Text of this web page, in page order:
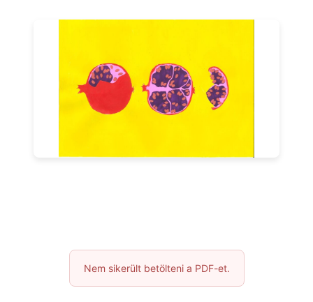
Nem sikerült betölteni a PDF-et.